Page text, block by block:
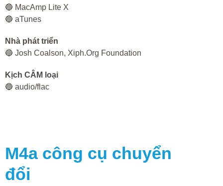
🔵 MacAmp Lite X
🔵 aTunes
Nhà phát triển
🔵 Josh Coalson, Xiph.Org Foundation
Kịch CÂM loại
🔵 audio/flac
M4a công cụ chuyển
đổi